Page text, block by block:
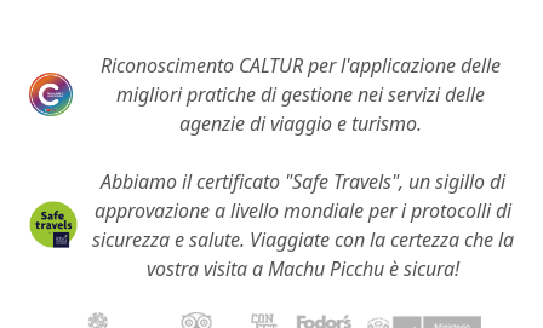
Riconoscimento CALTUR per l'applicazione delle
migliori pratiche di gestione nei servizi delle
agenzie di viaggio e turismo.
Abbiamo il certificato "Safe Travels", un sigillo di
approvazione a livello mondiale per i protocolli di
sicurezza e salute. Viaggiate con la certezza che la
vostra visita a Machu Picchu è sicura!